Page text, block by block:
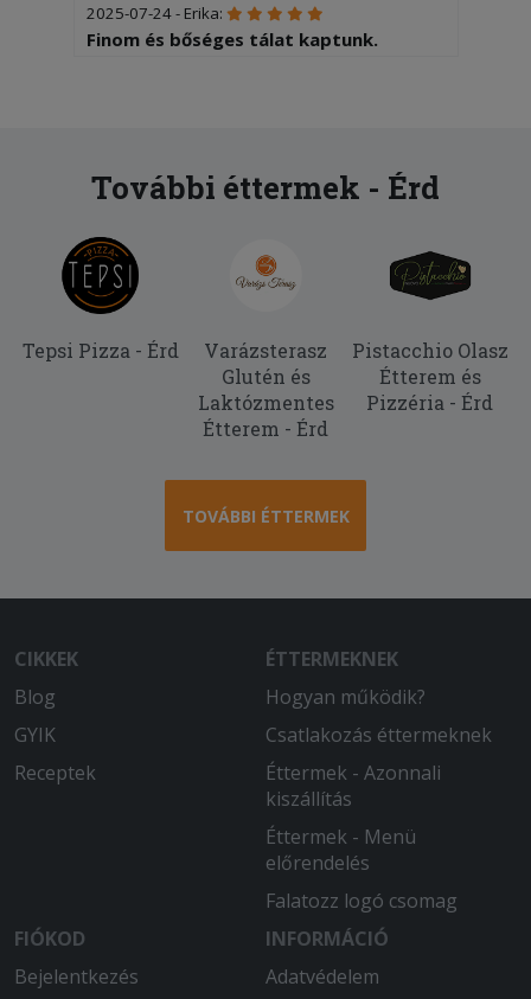
2025-07-24 - Erika:
Finom és bőséges tálat kaptunk.
További éttermek - Érd
Tepsi Pizza - Érd
Varázsterasz
Glutén és
Laktózmentes
Étterem - Érd
Pistacchio Olasz
Étterem és
Pizzéria - Érd
TOVÁBBI ÉTTERMEK
CIKKEK
Blog
GYIK
Receptek
ÉTTERMEKNEK
Hogyan működik?
Csatlakozás éttermeknek
Éttermek - Azonnali
kiszállítás
Éttermek - Menü
előrendelés
Falatozz logó csomag
FIÓKOD
Bejelentkezés
INFORMÁCIÓ
Adatvédelem